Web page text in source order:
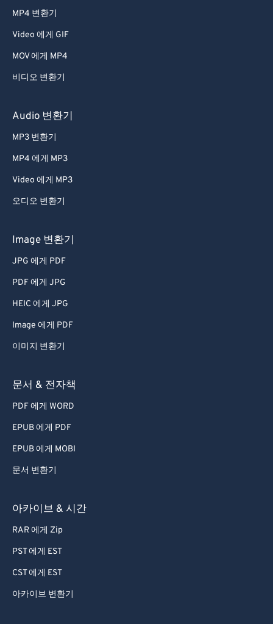
MP4 변환기
Video 에게 GIF
MOV 에게 MP4
비디오 변환기
Audio 변환기
MP3 변환기
MP4 에게 MP3
Video 에게 MP3
오디오 변환기
Image 변환기
JPG 에게 PDF
PDF 에게 JPG
HEIC 에게 JPG
Image 에게 PDF
이미지 변환기
문서 & 전자책
PDF 에게 WORD
EPUB 에게 PDF
EPUB 에게 MOBI
문서 변환기
아카이브 & 시간
RAR 에게 Zip
PST 에게 EST
CST 에게 EST
아카이브 변환기